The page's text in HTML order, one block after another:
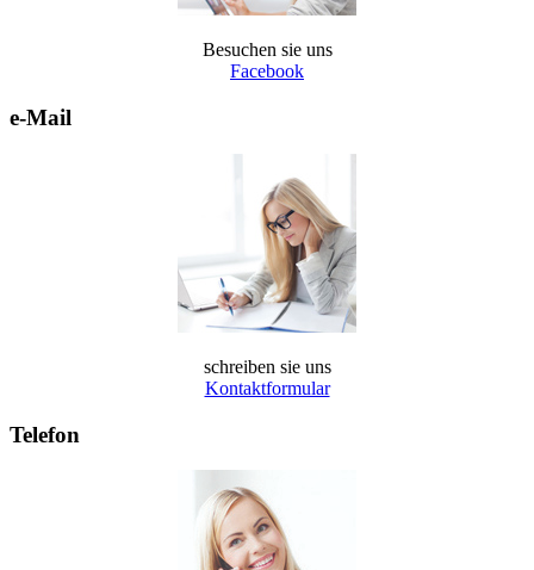
Besuchen sie uns
Facebook
e-Mail
schreiben sie uns
Kontaktformular
Telefon